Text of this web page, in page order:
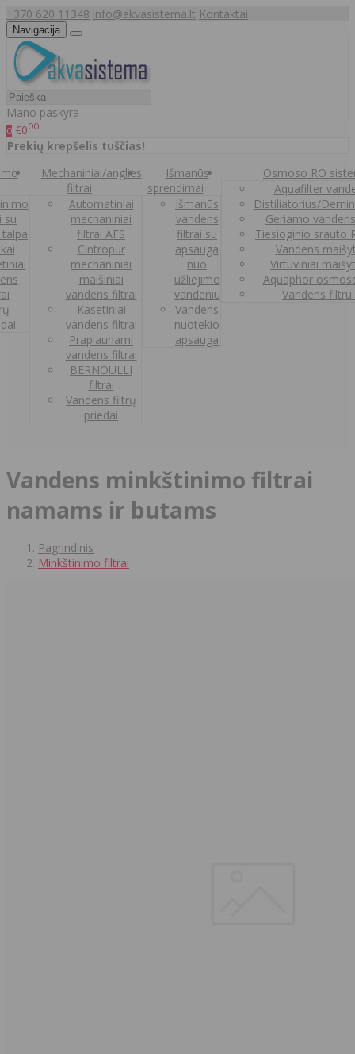
+370 620 11348 info@akvasistema.lt Kontaktai
Navigacija
Mano paskyra
0 €000
Prekių krepšelis tuščias!
su
Mechaniniai/anglies
filtrai
Automatiniai
mechaniniai
filtrai AFS
Cintropur
mechaniniai
maišiniai
vandens filtrai
Kasetiniai
vandens filtrai
Praplaunami
vandens filtrai
BERNOULLI
filtrai
Vandens filtrų
priedai
Išmanūs
sprendimai
Išmanūs
vandens
filtrai su
apsauga
nuo
užliejimo
vandeniu
Vandens
nuotekio
apsauga
Osmoso RO
Aquafilter
Distiliatorius/
Geriamo
Tiesioginio srauto
Vandens
Virtuviniai
Aquaphor
Vandens filtru
Vandens minkštinimo filtrai
namams ir butams
Pagrindinis
Minkštinimo filtrai